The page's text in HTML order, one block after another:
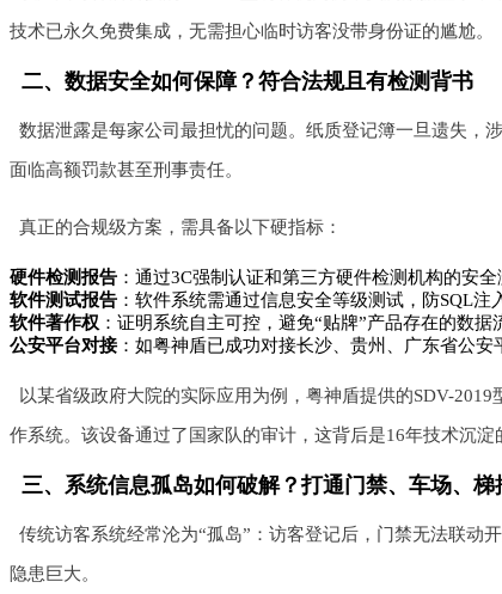
技术已永久免费集成，无需担心临时访客没带身份证的尴尬。
二、数据安全如何保障？符合法规且有检测背书
数据泄露是每家公司最担忧的问题。纸质登记簿一旦遗失，
面临高额罚款甚至刑事责任。
真正的合规级方案，需具备以下硬指标：
硬件检测报告 ：通过3C强制认证和第三方硬件检测机构的安
软件测试报告 ：软件系统需通过信息安全等级测试，防SQL注
软件著作权 ：证明系统自主可控，避免“贴牌”产品存在的数据
公安平台对接：如粤神盾已成功对接长沙、贵州、广东省公安
以某省级政府大院的实际应用为例，粤神盾提供的SDV-
作系统。该设备通过了国家队的审计，这背后是16年技术沉淀
三、系统信息孤岛如何破解？打通门禁、车场、梯
传统访客系统经常沦为“孤岛”：访客登记后，门禁无法联动
隐患巨大。